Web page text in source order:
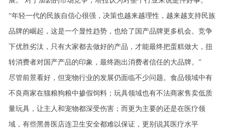
“年轻一代的民族自信心很强，决策也越来越理性，越来越支持民族
品牌的崛起，这是一个显性趋势，也给了国产品牌更多机会。竞争
下优胜劣汰，只有大家都去做好的产品，才能最终把蛋糕做大，扭
转消费者对国产产品的印象，最终跑出消费者信任的大品牌。”
尽管前景看好，但宠物行业的发展仍面临不少问题。食品领域中有
不良商家在猫粮狗粮中掺假饲料；玩具领域也有不法商家售卖低质
量玩具，让主人和宠物都深受伤害；而更为主要的还是在医疗领
域，有些黑兽医店连卫生安全都难以保证，更别说其医疗水平